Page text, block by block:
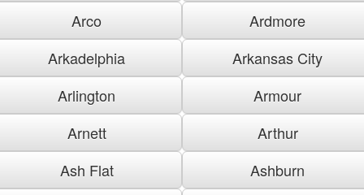
Arco
Ardmore
Arkadelphia
Arkansas City
Arlington
Armour
Arnett
Arthur
Ash Flat
Ashburn